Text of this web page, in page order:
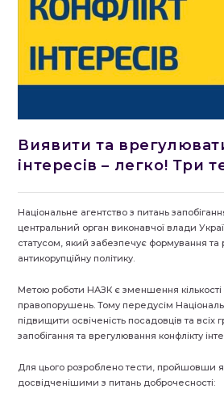
Виявити та
інтересів – легко! Три
Національне агентство з питань
центральний орган виконавчої влади
статусом, який забезпечує формування та
антикорупційну політику.
Метою роботи НАЗК є зменшення кількості
правопорушень. Тому передусім
підвищити освіченість посадовців та всіх
запобігання та врегулювання конфлікту
Для цього розроблено тести, пройшовши
досвідченішими з питань доброчесності: